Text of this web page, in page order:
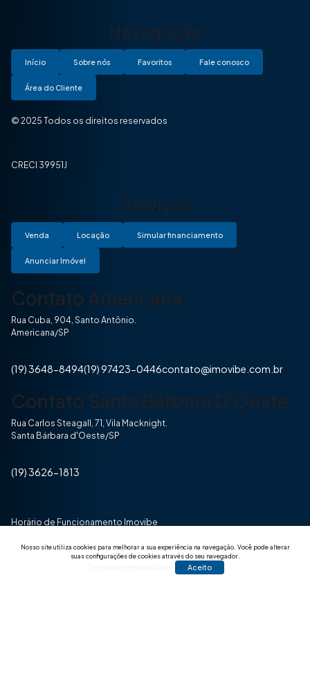
Nosso site utiliza cookies para melhorar a sua experiência na navegação. Você pode alterar
suas configurações de cookies através do seu navegador.
Aceito
Navegação
Início Sobre nós Favoritos Fale conosco
Área do Cliente
© 2025 Todos os direitos reservados
CRECI 39951J
Serviços
Venda Locação Simular financiamento
Anunciar Imóvel
Contato Americana
Rua Cuba, 904, Santo Antônio.
Americana/SP
(19) 3648-8494(19) 97423-0446contato@imovibe.com.br
Contato Santa Bárbara D'Oeste
Rua Carlos Steagall, 71, Vila Macknight.
Santa Bárbara d'Oeste/SP
(19) 3626-1813
Horário de Funcionamento Imovibe
Seg a Sexta das 8hrs às 17h30min